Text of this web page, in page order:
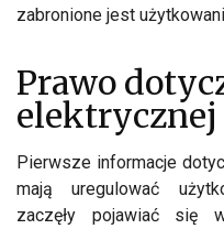
zabronione jest
Prawo
Pierwsze informacje
mają uregulować
zaczęły pojawiać się